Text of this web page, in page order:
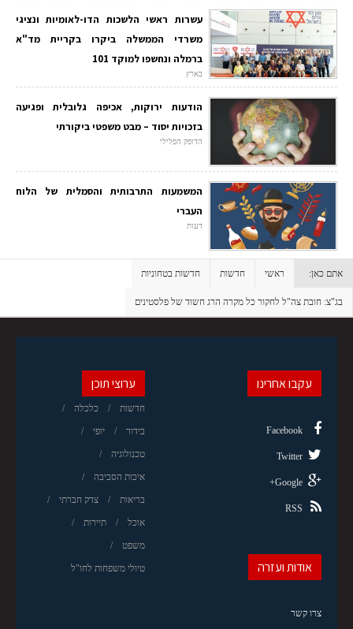
עשרות ראשי הלשכות הדו-לאומיות ונציגי
משרדי הממשלה ביקרו בקריית מד"א
ברמלה ונחשפו למוקד 101
בארץ
הודעות ירוקות, אכיפה גלובלית ופגיעה
בזכויות יסוד – מבט משפטי ביקורתי
הדופק הפלילי
המשמעות התרבותית והסמלית של הלוח
העברי
דעות
אתם כאן: ראשי חדשות חדשות בטחוניות
בג"צ: חובת צה"ל לחקור כל מקרה הרג חשוד של פלסטינים
ערוצי תוכן
חדשות כלכלה
בידור יופי
טכנולוגיה
איכות הסביבה
בריאות צדק חברתי
אוכל תיירות
משפט
טיולי משפחות לחו"ל
עקבו אחרינו
Facebook
Twitter
Google+
RSS
אודות ועזרה
צרו קשר